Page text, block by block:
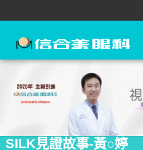
SILK見證故事-黃○婷